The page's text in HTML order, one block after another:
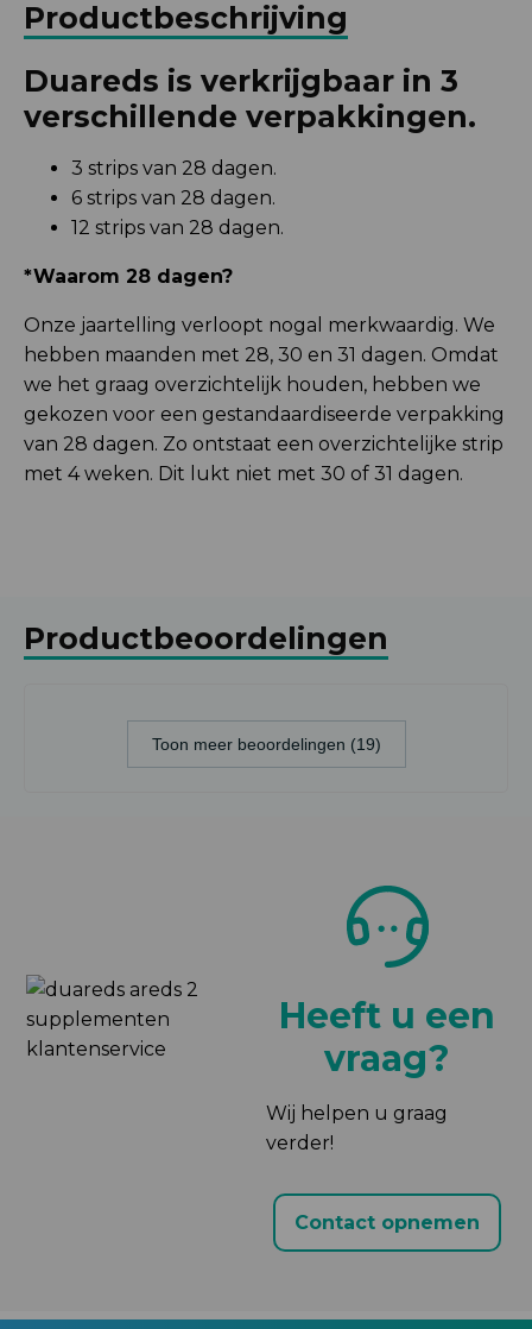
Productbeschrijving
Duareds is verkrijgbaar in 3
verschillende verpakkingen.
3 strips van 28 dagen.
6 strips van 28 dagen.
12 strips van 28 dagen.
*Waarom 28 dagen?
Onze jaartelling verloopt nogal merkwaardig. We
hebben maanden met 28, 30 en 31 dagen. Omdat
we het graag overzichtelijk houden, hebben we
gekozen voor een gestandaardiseerde verpakking
van 28 dagen. Zo ontstaat een overzichtelijke strip
met 4 weken. Dit lukt niet met 30 of 31 dagen.
Productbeoordelingen
Toon meer beoordelingen (19)
Heeft u een
vraag?
Wij helpen u graag
verder!
Contact opnemen